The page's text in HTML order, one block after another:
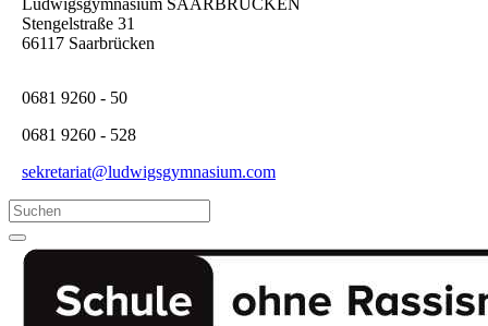
Stengelstraße 31
66117 Saarbrücken
0681 9260 - 50
0681 9260 - 528
sekretariat@ludwigsgymnasium.com